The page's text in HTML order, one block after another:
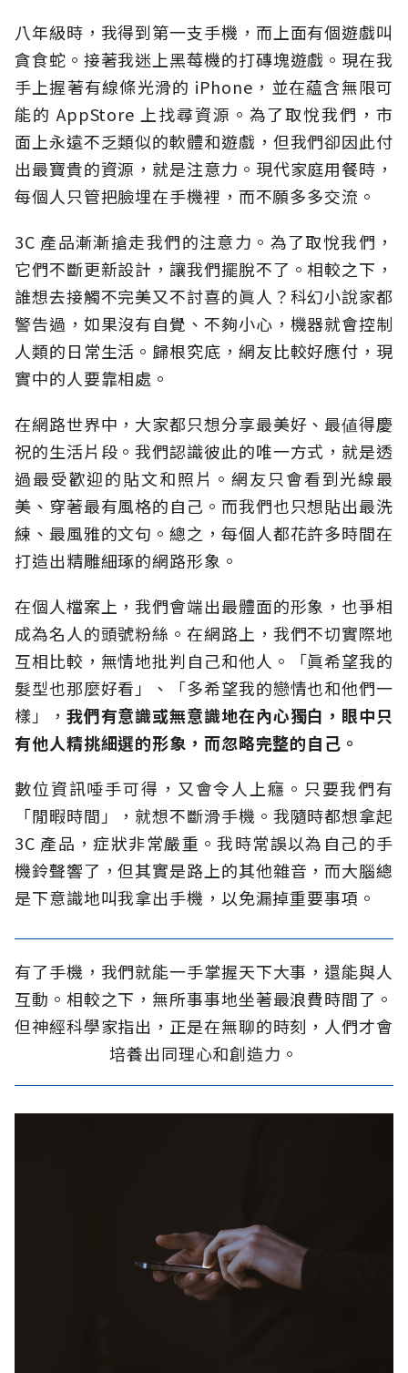
八年級時，我得到第一支手機，而上面有個遊戲叫
貪食蛇。接著我迷上黑莓機的打磚塊遊戲。現在我
手上握著有線條光滑的 iPhone，並在藴含無限可
能的 AppStore 上找尋資源。為了取悅我們，市
面上永遠不乏類似的軟體和遊戲，但我們卻因此付
出最寶貴的資源，就是注意力。現代家庭用餐時，
每個人只管把臉埋在手機裡，而不願多多交流。
3C 產品漸漸搶走我們的注意力。為了取悅我們，
它們不斷更新設計，讓我們擺脫不了。相較之下，
誰想去接觸不完美又不討喜的眞人？科幻小說家都
警告過，如果沒有自覺、不夠小心，機器就會控制
人類的日常生活。歸根究底，網友比較好應付，現
實中的人要靠相處。
在網路世界中，大家都只想分享最美好、最値得慶
祝的生活片段。我們認識彼此的唯一方式，就是透
過最受歡迎的貼文和照片。網友只會看到光線最
美、穿著最有風格的自己。而我們也只想貼出最洗
練、最風雅的文句。總之，每個人都花許多時間在
打造出精雕細琢的網路形象。
在個人檔案上，我們會端出最體面的形象，也爭相
成為名人的頭號粉絲。在網路上，我們不切實際地
互相比較，無情地批判自己和他人。「眞希望我的
髮型也那麼好看」、「多希望我的戀情也和他們一
樣」， 我們有意識或無意識地在內心獨白，眼中只
有他人精挑細選的形象，而忽略完整的自己。
數位資訊唾手可得，又會令人上癮。只要我們有
「閒暇時間」，就想不斷滑手機。我隨時都想拿起
3C 產品，症狀非常嚴重。我時常誤以為自己的手
機鈴聲響了，但其實是路上的其他雜音，而大腦總
是下意識地叫我拿出手機，以免漏掉重要事項。
有了手機，我們就能一手掌握天下大事，還能與人
互動。相較之下，無所事事地坐著最浪費時間了。
但神經科學家指出，正是在無聊的時刻，人們才會
培養出同理心和創造力。